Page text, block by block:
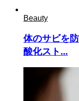
Beauty
体のサビを
酸化スト...